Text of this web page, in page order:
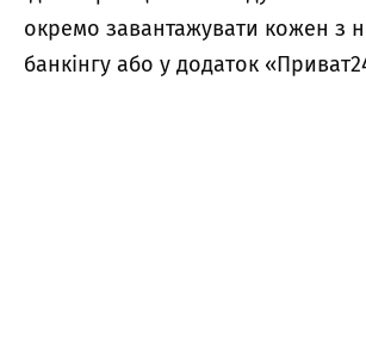
окремо завантажувати кожен з
банкінгу або у додаток